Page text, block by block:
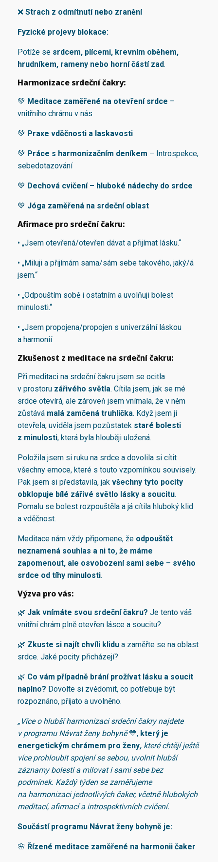
❌ Strach z odmítnutí nebo zranění
Fyzické projevy blokace:
Potíže se srdcem, plícemi, krevním oběhem,
hrudníkem, rameny nebo horní částí zad.
Harmonizace srdeční čakry:
💚 Meditace zaměřené na otevření srdce –
vnitřního chrámu v nás
💚 Praxe vděčnosti a laskavosti
💚 Práce s harmonizačním deníkem – Introspekce,
sebedotazování
💚 Dechová cvičení – hluboké nádechy do srdce
💚 Jóga zaměřená na srdeční oblast
Afirmace pro srdeční čakru:
• „Jsem otevřená/otevřen dávat a přijímat lásku.“
• „Miluji a přijímám sama/sám sebe takového, jaký/á
jsem.“
• „Odpouštím sobě i ostatním a uvolňuji bolest
minulosti.“
• „Jsem propojena/propojen s univerzální láskou
a harmonií
Zkušenost z meditace na srdeční čakru:
Při meditaci na srdeční čakru jsem se ocitla
v prostoru zářivého světla. Cítila jsem, jak se mé
srdce otevírá, ale zároveň jsem vnímala, že v něm
zůstává malá zamčená truhlička. Když jsem ji
otevřela, uviděla jsem pozůstatek staré bolesti
z minulosti, která byla hlouběji uložená.
Položila jsem si ruku na srdce a dovolila si cítit
všechny emoce, které s touto vzpomínkou souvisely.
Pak jsem si představila, jak všechny tyto pocity
obklopuje bílé zářivé světlo lásky a soucitu.
Pomalu se bolest rozpouštěla a já cítila hluboký klid
a vděčnost.
Meditace nám vždy připomene, že odpouštět
neznamená souhlas a ni to, že máme
zapomenout, ale osvobození sami sebe – svého
srdce od tíhy minulosti.
Výzva pro vás:
🌿 Jak vnímáte svou srdeční čakru? Je tento váš
vnitřní chrám plně otevřen lásce a soucitu?
🌿 Zkuste si najít chvíli klidu a zaměřte se na oblast
srdce. Jaké pocity přicházejí?
🌿 Co vám případně brání prožívat lásku a soucit
naplno? Dovolte si zvědomit, co potřebuje být
rozpoznáno, přijato a uvolněno.
„Více o hlubší harmonizaci srdeční čakry najdete
v programu Návrat ženy bohyně💛, který je
energetickým chrámem pro ženy, které chtějí ještě
více prohloubit spojení se sebou, uvolnit hlubší
záznamy bolesti a milovat i sami sebe bez
podmínek. Každý týden se zaměřujeme
na harmonizaci jednotlivých čaker, včetně hlubokých
meditací, afirmací a introspektivních cvičení.
Součástí programu Návrat ženy bohyně je:
🌸 Řízené meditace zaměřené na harmonii čaker